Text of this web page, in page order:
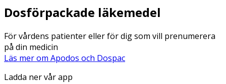
Dosförpackade läkemedel
För vårdens patienter eller för dig som vill prenumerera
på din medicin
Läs mer om Apodos och Dospac
Ladda ner vår app